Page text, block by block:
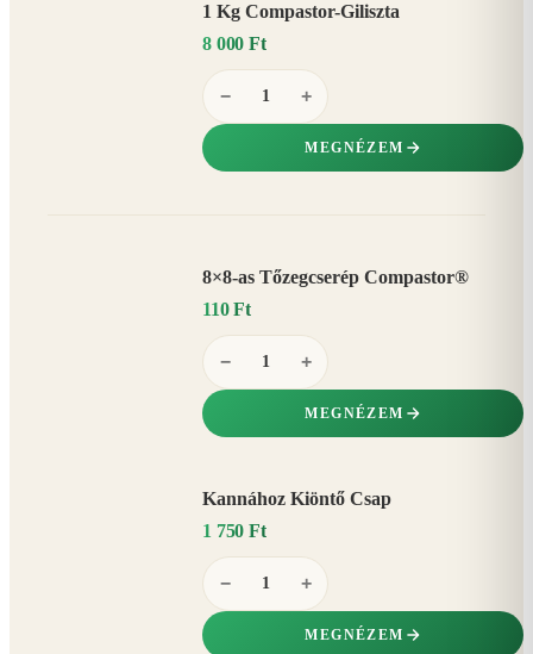
1 Kg Compastor-Giliszta
8 000 Ft
− +
MEGNÉZEM
8×8-as Tőzegcserép Compastor®
110 Ft
− +
MEGNÉZEM
Kannához Kiöntő Csap
1 750 Ft
− +
MEGNÉZEM